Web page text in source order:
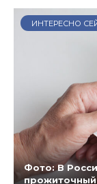
ИНТЕРЕСНО
Фото: В